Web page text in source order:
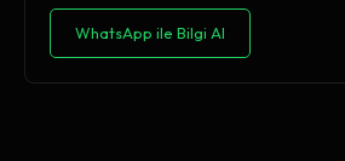
WhatsApp ile Bilgi Al